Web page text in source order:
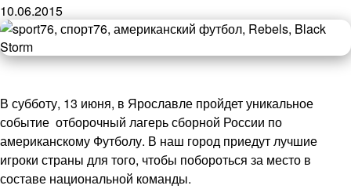
10.06.2015
В субботу, 13 июня, в Ярославле пройдет уникальное
событие ­ отборочный лагерь сборной России по
американскому Футболу. В наш город приедут лучшие
игроки страны для того, чтобы побороться за место в
составе национальной команды.